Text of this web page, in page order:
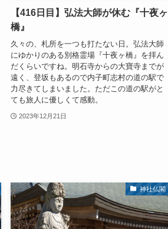
【416日目】弘法大師が休む『十夜ヶ
橋』
久々の、札所を一つも打たない日。弘法大師
にゆかりのある別格霊場『十夜ヶ橋』を拝ん
だくらいですね。明石寺からの大寶寺までが
遠く、登坂もあるので内子町志村の道の駅で
力尽きてしまいました。ただこの道の駅がと
ても旅人に優しくて感動。
2023年12月21日
神社仏閣